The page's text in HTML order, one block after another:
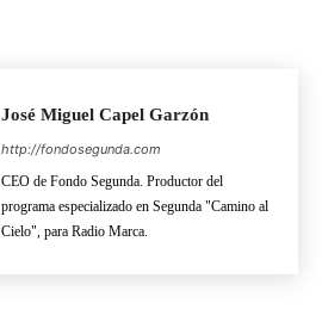
José Miguel Capel Garzón
http://fondosegunda.com
CEO de Fondo Segunda. Productor del
programa especializado en Segunda "Camino al
Cielo", para Radio Marca.